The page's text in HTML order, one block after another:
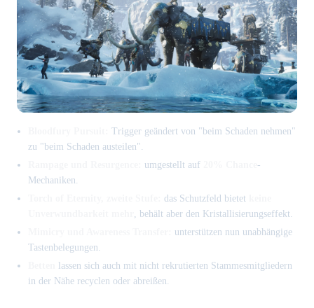
Trigger geändert von "beim Schaden nehmen"
zu "beim Schaden austeilen".
umgestellt auf
-
Mechaniken.
das Schutzfeld bietet
, behält aber den Kristallisierungseffekt.
unterstützen nun unabhängige
Tastenbelegungen.
lassen sich auch mit nicht rekrutierten Stammesmitgliedern
in der Nähe recyclen oder abreißen.